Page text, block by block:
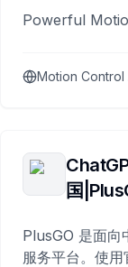
Powerful
Motion Control
国
PlusGO 是面向
服务平台。使